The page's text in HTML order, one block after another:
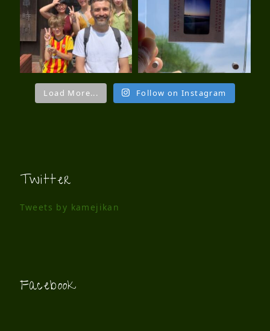
Load More... Follow on Instagram
Twitter
Tweets by kamejikan
Facebook